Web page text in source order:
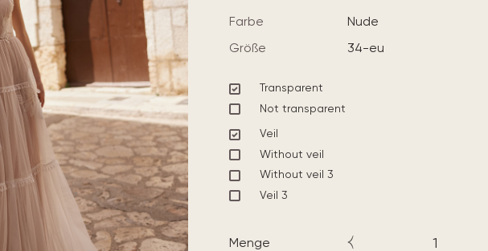
Farbe
nude
Größe
34-eu
Transparent
Not transparent
Veil
Without veil
Without veil 3
Veil 3
Menge